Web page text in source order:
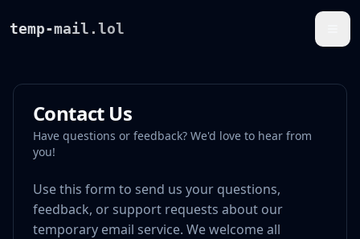
temp-mail.lol
Contact Us
Have questions or feedback? We'd love to hear from
you!
Use this form to send us your questions,
feedback, or support requests about our
temporary email service. We welcome all